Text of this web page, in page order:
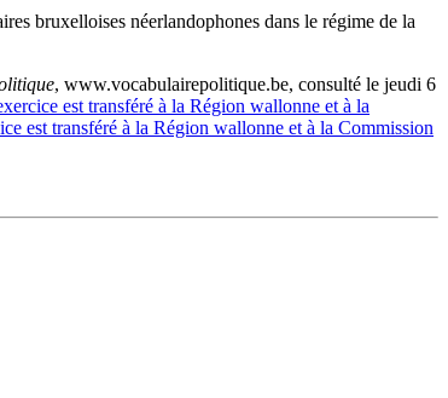
bruxelloises néerlandophones dans le régime de la
, www.vocabulairepolitique.be, consulté le jeudi 6
est transféré à la Région wallonne et à la
est transféré à la Région wallonne et à la Commission